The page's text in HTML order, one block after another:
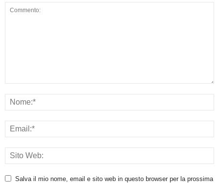
Salva il mio nome, email e sito web in questo browser per la prossima